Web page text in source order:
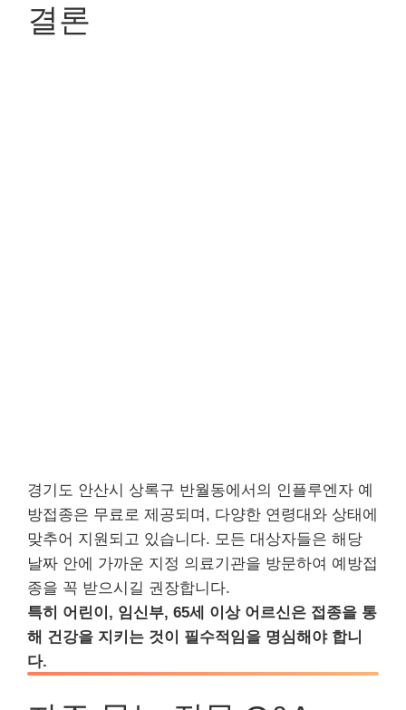
결론
경기도 안산시 상록구 반월동에서의 인플루엔자 예
방접종은 무료로 제공되며, 다양한 연령대와 상태에
맞추어 지원되고 있습니다. 모든 대상자들은 해당
날짜 안에 가까운 지정 의료기관을 방문하여 예방접
종을 꼭 받으시길 권장합니다.
특히 어린이, 임신부, 65세 이상 어르신은 접종을 통
해 건강을 지키는 것이 필수적임을 명심해야 합니
다.